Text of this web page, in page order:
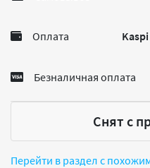
Оплата
Безналичная оплата
Снят с
Перейти в раздел с